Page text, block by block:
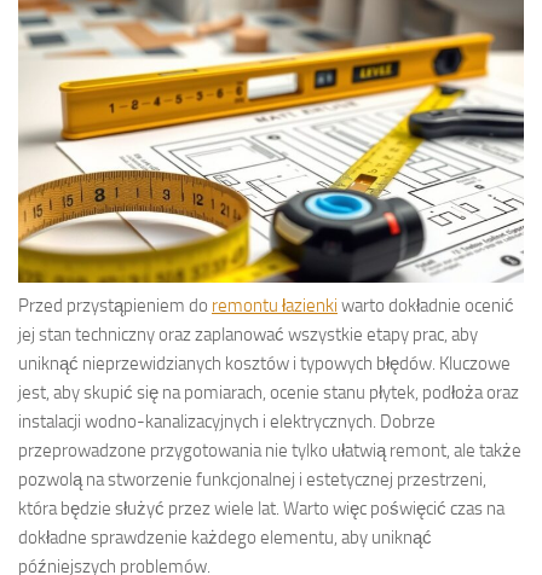
Przed przystąpieniem do remontu łazienki warto dokładnie ocenić
jej stan techniczny oraz zaplanować wszystkie etapy prac, aby
uniknąć nieprzewidzianych kosztów i typowych błędów. Kluczowe
jest, aby skupić się na pomiarach, ocenie stanu płytek, podłoża oraz
instalacji wodno-kanalizacyjnych i elektrycznych. Dobrze
przeprowadzone przygotowania nie tylko ułatwią remont, ale także
pozwolą na stworzenie funkcjonalnej i estetycznej przestrzeni,
która będzie służyć przez wiele lat. Warto więc poświęcić czas na
dokładne sprawdzenie każdego elementu, aby uniknąć
późniejszych problemów.